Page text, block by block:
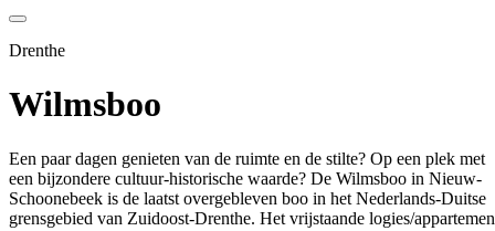
Drenthe
Wilmsboo
Een paar dagen genieten van de ruimte en de stilte? Op een plek met
een bijzondere cultuur-historische waarde? De Wilmsboo in Nieuw-
Schoonebeek is de laatst overgebleven boo in het Nederlands-Duitse
grensgebied van Zuidoost-Drenthe. Het vrijstaande logies/